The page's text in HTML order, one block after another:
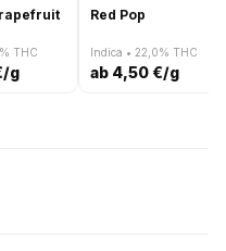
THC
g
Red Pop
Indica • 22,0% THC
ab 4,50 €/g